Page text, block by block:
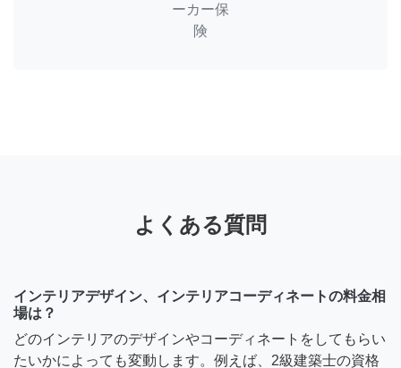
ーカー保
険
よくある質問
インテリアデザイン、インテリアコーディネートの料金相
場は？
どのインテリアのデザインやコーディネートをしてもらい
たいかによっても変動します。例えば、2級建築士の資格